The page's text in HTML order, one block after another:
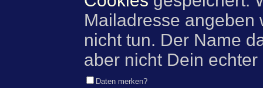
Mailadresse angeben
nicht tun. Der Name
aber nicht Dein
Daten merken?